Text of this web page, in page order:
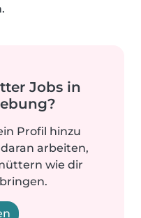
Jobs in
Profil hinzu
arbeiten,
wie dir